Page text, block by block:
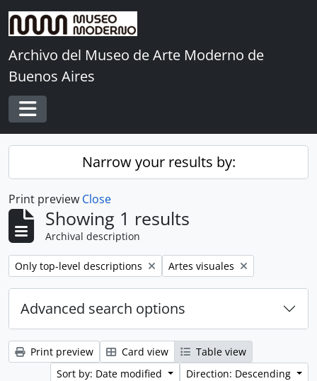
Skip to main content
Archivo del Museo de Arte Moderno de
Buenos Aires
Toggle navigation
Narrow your results by:
Print preview Close
Showing 1 results
Archival description
Remove filter:
Only top-level descriptions Remove filter:
Artes visuales
Advanced search options
Print preview Card view
Table view
Sort by: Date modified
Direction: Descending